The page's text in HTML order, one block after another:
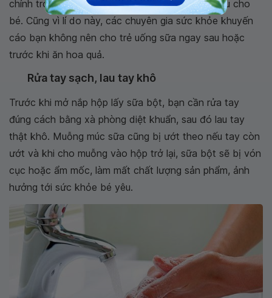
chính trong sữa, gây ra chứng đầy bụng, khó tiêu cho
bé. Cũng vì lí do này, các chuyên gia sức khỏe khuyến
cáo bạn không nên cho trẻ uống sữa ngay sau hoặc
trước khi ăn hoa quả.
Rửa tay sạch, lau tay khô
Trước khi mở nắp hộp lấy sữa bột, bạn cần rửa tay
đúng cách bằng xà phòng diệt khuẩn, sau đó lau tay
thật khô. Muỗng múc sữa cũng bị ướt theo nếu tay còn
ướt và khi cho muỗng vào hộp trở lại, sữa bột sẽ bị vón
cục hoặc ẩm mốc, làm mất chất lượng sản phẩm, ảnh
hưởng tới sức khỏe bé yêu.